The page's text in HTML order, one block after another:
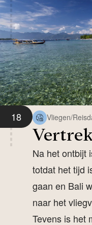
18 Vliegen/
Vertrek
Na het ontbijt
totdat het tijd
gaan en Bali
naar het
Tevens is het